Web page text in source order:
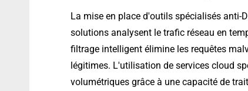
La mise en place d'outils spécialisés anti-
solutions analysent le trafic réseau en
filtrage intelligent élimine les requêtes
légitimes. L'utilisation de services cloud
volumétriques grâce à une capacité de